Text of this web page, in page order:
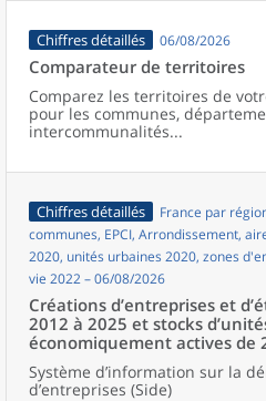
Chiffres détaillés 06/08/2026
Comparateur de territoires
Comparez les territoires de
pour les communes,
intercommunalités...
Chiffres détaillés
France par
communes, EPCI, Arrondissement,
2020, unités urbaines 2020, zones
vie 2022 – 06/08/2026
Créations d’entreprises et
2012 à 2025 et stocks
économiquement actives de
Système d’information sur la
d’entreprises (Side)